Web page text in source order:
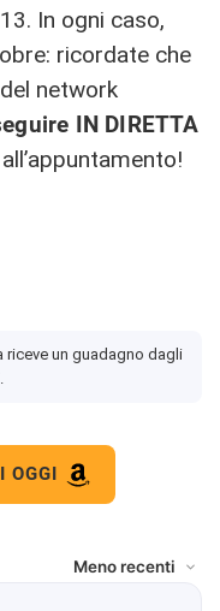
In ogni caso,
ricordate che
network
IN DIRETTA
riceve un guadagno dagli
OGGI